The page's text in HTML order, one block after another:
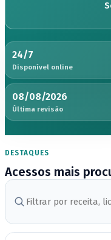
24/7
Disponível online
08/08/2026
Última revisão
DESTAQUES
Acessos mais